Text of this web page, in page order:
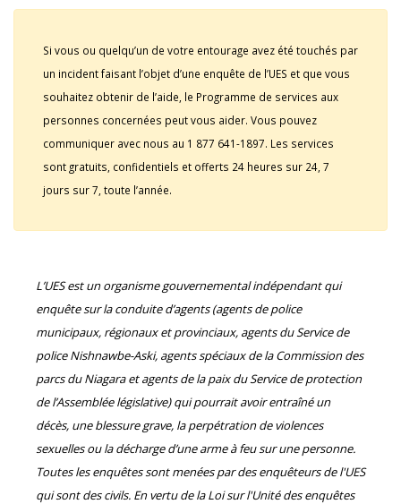
Si vous ou quelqu’un de votre entourage avez été touchés par
un incident faisant l’objet d’une enquête de l’UES et que vous
souhaitez obtenir de l’aide, le Programme de services aux
personnes concernées peut vous aider. Vous pouvez
communiquer avec nous au 1 877 641-1897. Les services
sont gratuits, confidentiels et offerts 24 heures sur 24, 7
jours sur 7, toute l’année.
L’UES est un organisme gouvernemental indépendant qui
enquête sur la conduite d’agents (agents de police
municipaux, régionaux et provinciaux, agents du Service de
police Nishnawbe-Aski, agents spéciaux de la Commission des
parcs du Niagara et agents de la paix du Service de protection
de l’Assemblée législative) qui pourrait avoir entraîné un
décès, une blessure grave, la perpétration de violences
sexuelles ou la décharge d’une arme à feu sur une personne.
Toutes les enquêtes sont menées par des enquêteurs de l'UES
qui sont des civils. En vertu de la Loi sur l'Unité des enquêtes